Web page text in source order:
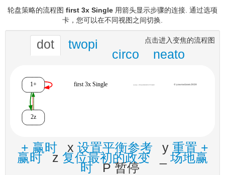
轮盘策略的流程图 first 3x Single 用箭头显示步骤的连接. 通过选项
卡，您可以在不同视图之间切换.
点击进入变焦的流程图
dot twopi
circo neato
+ 赢时 x 设置平衡参考 y重置 +
赢时 z 复位最初的政变 _场地赢
时 P 暂停